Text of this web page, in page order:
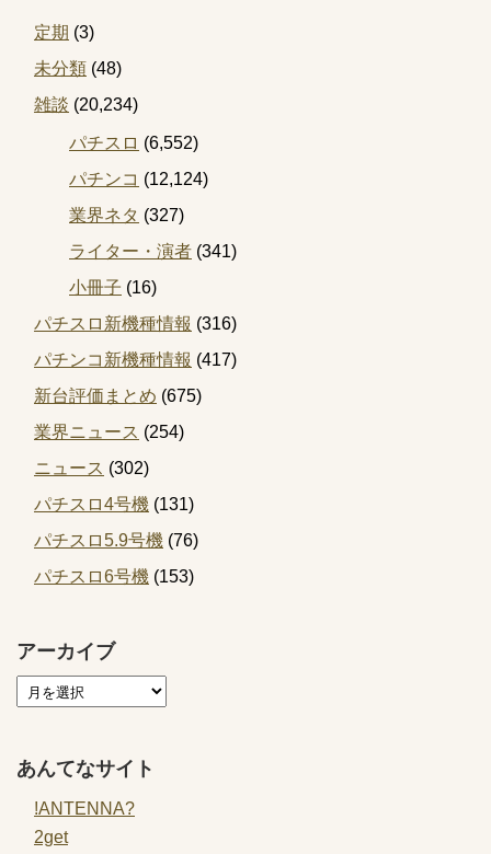
定期 (3)
未分類 (48)
雑談 (20,234)
パチスロ (6,552)
パチンコ (12,124)
業界ネタ (327)
ライター・演者 (341)
小冊子 (16)
パチスロ新機種情報 (316)
パチンコ新機種情報 (417)
新台評価まとめ (675)
業界ニュース (254)
ニュース (302)
パチスロ4号機 (131)
パチスロ5.9号機 (76)
パチスロ6号機 (153)
アーカイブ
あんてなサイト
!ANTENNA?
2get